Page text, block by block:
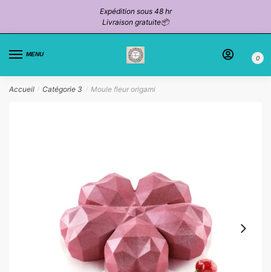
la
navigation
contenu
Expédition sous 48 hr
Livraison gratuite📦
MENU
0
Accueil / Catégorie 3 / Moule fleur origami